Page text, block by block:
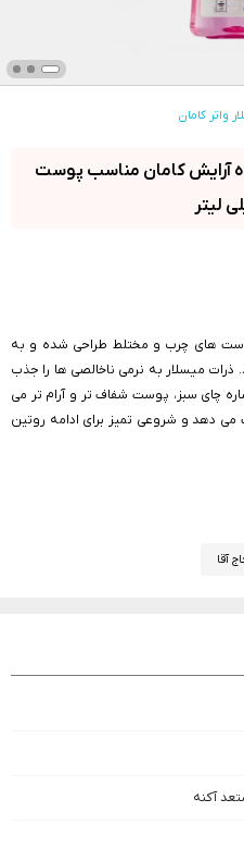
واتر کامان
آرایش کامان مناسب پوست
لیتر برای پوست های چرب و مختلط طراحی شده و به
ذرات میسلار به نرمی ناخالصی ها را جذب
چای سبز، پوست شفاف تر و آرام تر می
دهد و شروعی تمیز برای ادامه روتین
آقا
آکنه